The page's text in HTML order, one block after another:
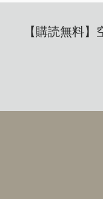
【購読無料